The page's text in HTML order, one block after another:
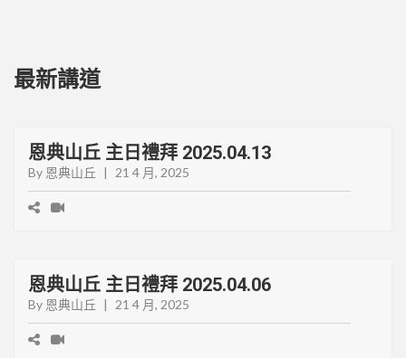
最新講道
恩典山丘 主日禮拜 2025.04.13
By 恩典山丘 | 21 4 月, 2025
恩典山丘 主日禮拜 2025.04.06
By 恩典山丘 | 21 4 月, 2025